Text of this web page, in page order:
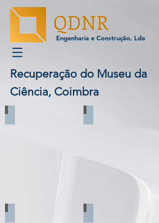
Engenharia e Construção, Lda
Recuperação do Museu da
Ciência, Coimbra
Planta de Implantação do Projeto
Antes da Intervenção_2 Antes da Intervenção_3